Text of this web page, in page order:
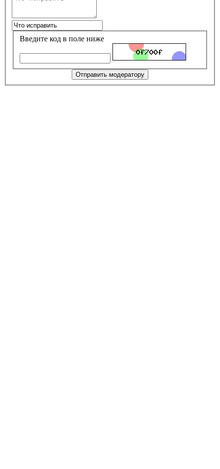
Введите код в поле ниже
Отправить модератору